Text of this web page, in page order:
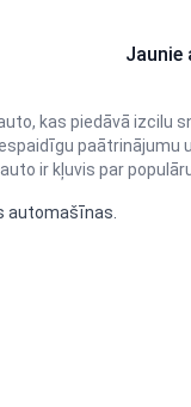
Jaunie
kas piedāvā izcilu
ir kļuvis par
automašīnas.